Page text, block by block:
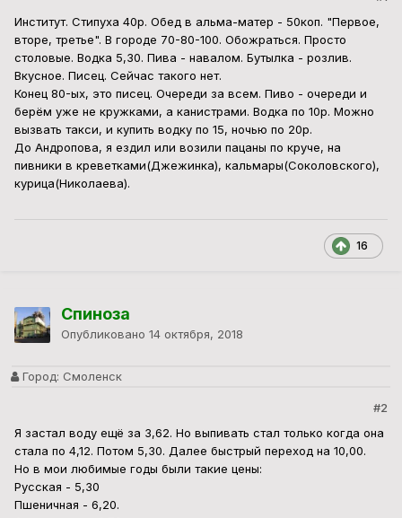
Институт. Стипуха 40р. Обед в альма-матер - 50коп. "Первое,
вторе, третье". В городе 70-80-100. Обожраться. Просто
столовые. Водка 5,30. Пива - навалом. Бутылка - розлив.
Вкусное. Писец. Сейчас такого нет.
Конец 80-ых, это писец. Очереди за всем. Пиво - очереди и
берём уже не кружками, а канистрами. Водка по 10р. Можно
вызвать такси, и купить водку по 15, ночью по 20р.
До Андропова, я ездил или возили пацаны по круче, на
пивники в креветками(Джежинка), кальмары(Соколовского),
курица(Николаева).
16
Спиноза
Опубликовано 14 октября, 2018
Город: Смоленск
#2
Я застал воду ещё за 3,62. Но выпивать стал только когда она
стала по 4,12. Потом 5,30. Далее быстрый переход на 10,00.
Но в мои любимые годы были такие цены:
Русская - 5,30
Пшеничная - 6,20.